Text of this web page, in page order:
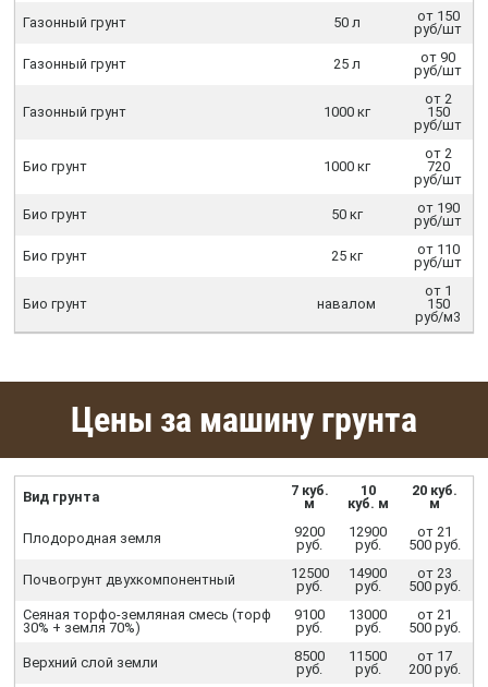
Газонный грунт 50 л
от 150
руб/шт
Газонный грунт 25 л
от 90
руб/шт
Газонный грунт 1000 кг
от 2
150
руб/шт
Био грунт 1000 кг
от 2
720
руб/шт
Био грунт 50 кг
от 190
руб/шт
Био грунт 25 кг
от 110
руб/шт
Био грунт навалом
от 1
150
руб/м3
Цены за машину грунта
Вид грунта
7 куб.
м
10
куб. м
20 куб.
м
Плодородная земля
9200
руб.
12900
руб.
от 21
500 руб.
Почвогрунт двухкомпонентный
12500
руб.
14900
руб.
от 23
500 руб.
Сеяная торфо-земляная смесь (торф
30% + земля 70%)
9100
руб.
13000
руб.
от 21
500 руб.
Верхний слой земли
8500
руб.
11500
руб.
от 17
200 руб.